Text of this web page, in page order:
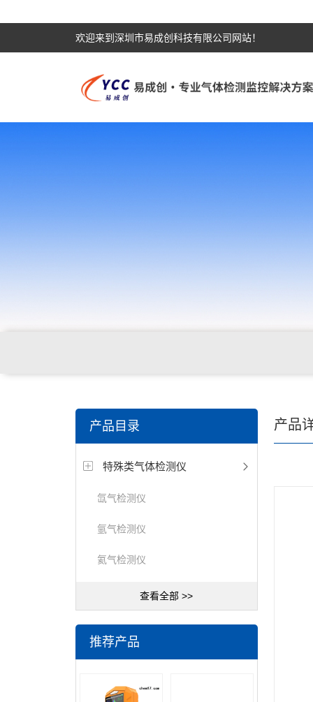
欢迎来到深圳市易成创科技有限公司网站！
产品目录
特殊类气体检测仪
氙气检测仪
氩气检测仪
氦气检测仪
查看全部 >>
推荐产品
产品